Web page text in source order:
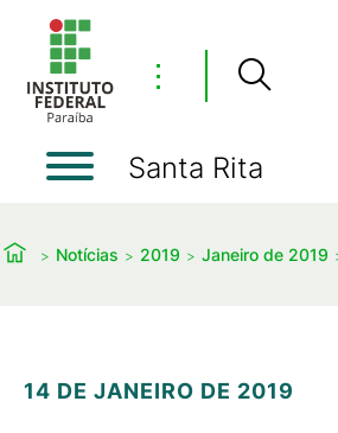
⋮
Santa Rita
Notícias 2019 Janeiro de 2019
14 DE JANEIRO DE 2019